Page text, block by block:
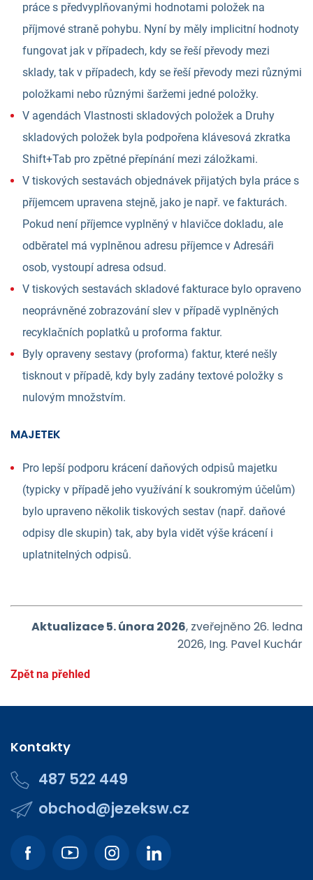
práce s předvyplňovanými hodnotami položek na
příjmové straně pohybu. Nyní by měly implicitní hodnoty
fungovat jak v případech, kdy se řeší převody mezi
sklady, tak v případech, kdy se řeší převody mezi různými
položkami nebo různými šaržemi jedné položky.
V agendách Vlastnosti skladových položek a Druhy
skladových položek byla podpořena klávesová zkratka
Shift+Tab pro zpětné přepínání mezi záložkami.
V tiskových sestavách objednávek přijatých byla práce s
příjemcem upravena stejně, jako je např. ve fakturách.
Pokud není příjemce vyplněný v hlavičce dokladu, ale
odběratel má vyplněnou adresu příjemce v Adresáři
osob, vystoupí adresa odsud.
V tiskových sestavách skladové fakturace bylo opraveno
neoprávněné zobrazování slev v případě vyplněných
recyklačních poplatků u proforma faktur.
Byly opraveny sestavy (proforma) faktur, které nešly
tisknout v případě, kdy byly zadány textové položky s
nulovým množstvím.
MAJETEK
Pro lepší podporu krácení daňových odpisů majetku
(typicky v případě jeho využívání k soukromým účelům)
bylo upraveno několik tiskových sestav (např. daňové
odpisy dle skupin) tak, aby byla vidět výše krácení i
uplatnitelných odpisů.
Aktualizace 5. února 2026, zveřejněno 26. ledna
2026, Ing. Pavel Kuchár
Zpět na přehled
Kontakty
487 522 449
obchod@jezeksw.cz